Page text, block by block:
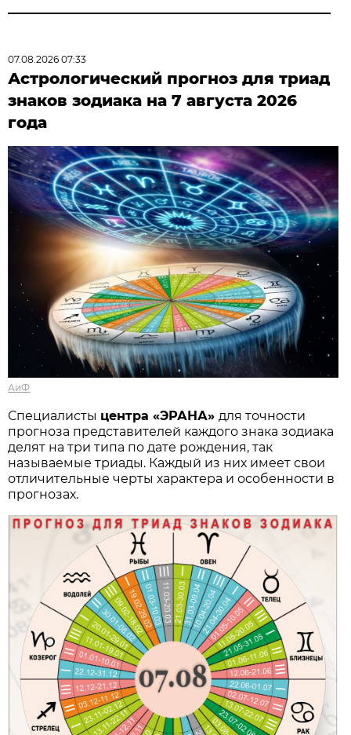
07.08.2026 07:33
Астрологический прогноз для триад
знаков зодиака на 7 августа 2026
года
АиФ
Специалисты центра «ЭРАНА»для точности
прогноза представителей каждого знака зодиака
делят на три типа по дате рождения, так
называемые триады. Каждый из них имеет свои
отличительные черты характера и особенности в
прогнозах.